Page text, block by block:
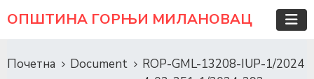
ОПШТИНА ГОРЊИ МИЛАНОВАЦ
Почетна Document
ROP-GML-13208-IUP-1/2024